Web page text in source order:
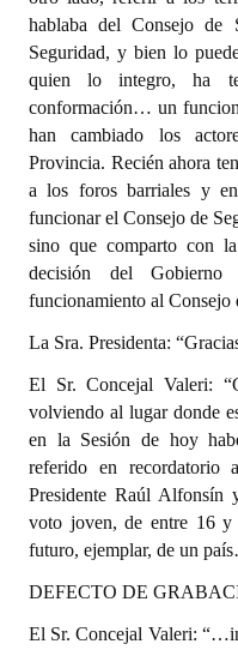
hablaba del Consejo de
Seguridad, y bien lo
quien lo integro, ha
conformación… un
han cambiado los
Provincia. Recién ahora
a los foros barriales y
funcionar el Consejo de
sino que comparto con
decisión del
funcionamiento al Consejo
La Sra. Presidenta:
El Sr. Concejal Valeri:
volviendo al lugar donde
en la Sesión de hoy
referido en
Presidente Raúl Alfonsín
voto joven, de entre 16 y
futuro, ejemplar, de un
DEFECTO DE
El Sr. Concejal Valeri: